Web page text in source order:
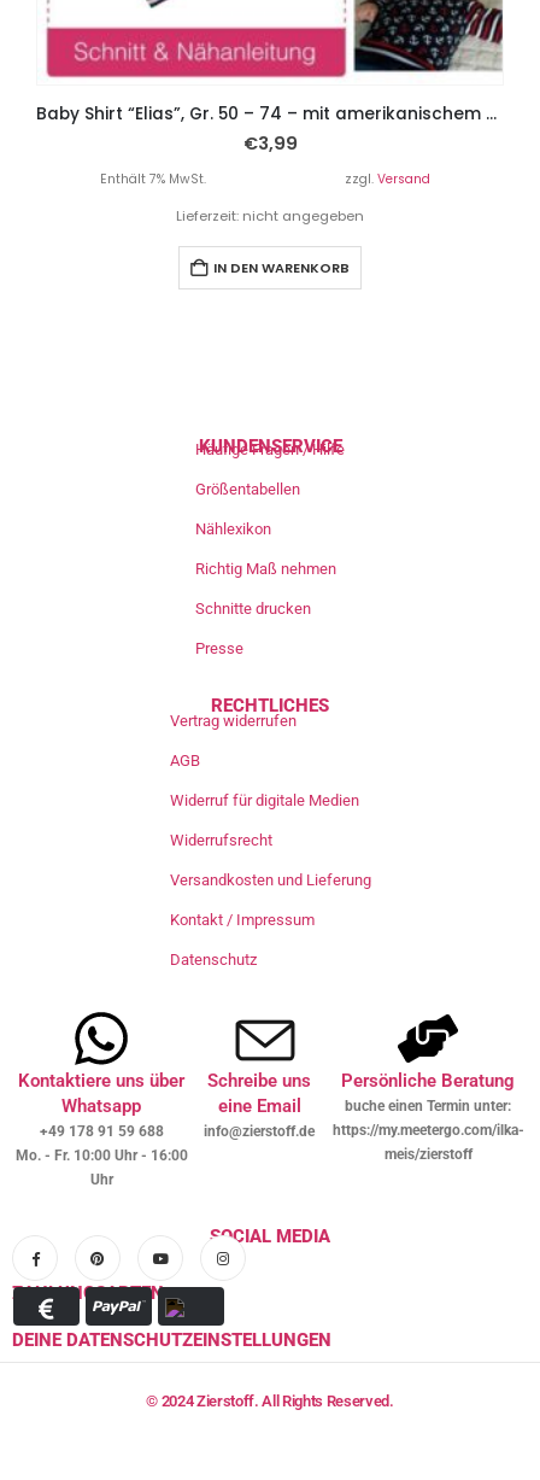
Baby Shirt “Elias”, Gr. 50 – 74 – mit amerikanischem Ausschnitt
€3,99
Enthält 7% MwSt. zzgl. Versand
Lieferzeit: nicht angegeben
IN DEN WARENKORB
KUNDENSERVICE
Häufige Fragen / Hilfe
Größentabellen
Nählexikon
Richtig Maß nehmen
Schnitte drucken
Presse
RECHTLICHES
Vertrag widerrufen
AGB
Widerruf für digitale Medien
Widerrufsrecht
Versandkosten und Lieferung
Kontakt / Impressum
Datenschutz
Kontaktiere uns über
Whatsapp
+49 178 91 59 688
Mo. - Fr. 10:00 Uhr - 16:00
Uhr
Schreibe uns
eine Email
info@zierstoff.de
Persönliche Beratung
buche einen Termin unter:
https://my.meetergo.com/ilka-
meis/zierstoff
SOCIAL MEDIA
ZAHLUNGSARTEN
DEINE DATENSCHUTZEINSTELLUNGEN
© 2024 Zierstoff. All Rights Reserved.